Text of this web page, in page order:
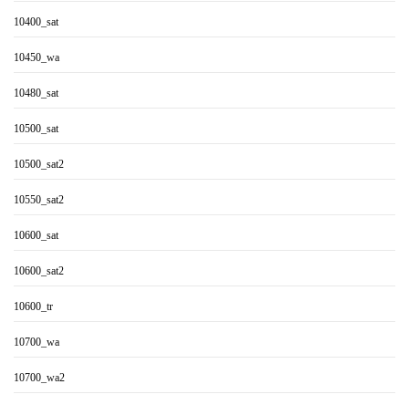
10400_sat
10450_wa
10480_sat
10500_sat
10500_sat2
10550_sat2
10600_sat
10600_sat2
10600_tr
10700_wa
10700_wa2